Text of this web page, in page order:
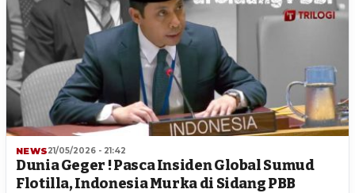
NEWS21/05/2026 - 21:42
Dunia Geger ! Pasca Insiden Global Sumud
Flotilla, Indonesia Murka di Sidang PBB